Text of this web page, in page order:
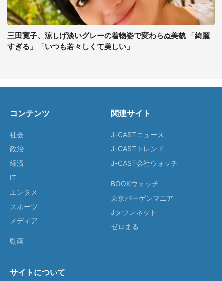
三田寛子、涼しげ淡いグレーの着物姿で変わらぬ美貌 「綺麗
すぎる」「いつも若々しくて美しい」
コンテンツ
社会
政治
経済
IT
エンタメ
スポーツ
メディア
動画
関連サイト
J-CASTニュース
J-CASTトレンド
J-CAST会社ウォッチ
BOOKウォッチ
東京バーゲンマニア
Jタウンネット
ゼロまる
サイトについて